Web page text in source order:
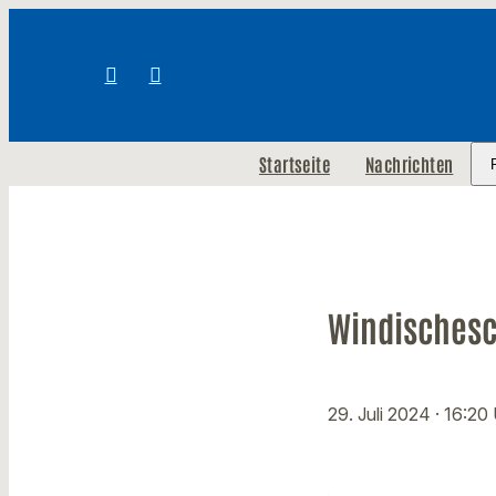
Startseite Nachrichten
29. Juli 2024 · 16:20